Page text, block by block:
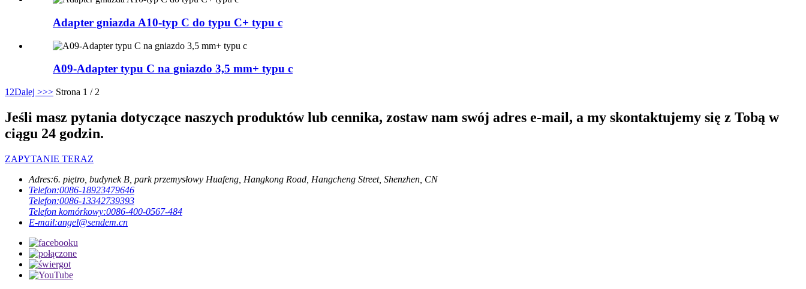
Adapter gniazda A10-typ C do typu C+ typu c
A09-Adapter typu C na gniazdo 3,5 mm+ typu c
1 2Dalej >>> Strona 1 / 2
Jeśli masz pytania dotyczące naszych produktów lub cennika, zostaw nam swój adres e-mail, a my skontaktujemy się z Tobą w
ciągu 24 godzin.
ZAPYTANIE TERAZ
Adres:6. piętro, budynek B, park przemysłowy Huafeng, Hangkong Road, Hangcheng Street, Shenzhen, CN
Telefon:0086-18923479646
Telefon:0086-13342739393
Telefon komórkowy:0086-400-0567-484
E-mail:angel@sendem.cn